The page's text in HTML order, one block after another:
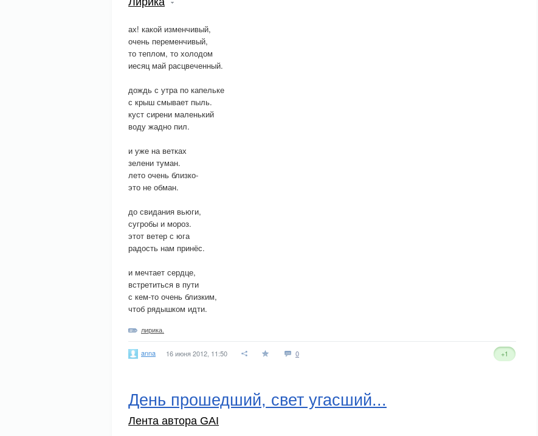
ах! какой изменчивый,
очень переменчивый,
то теплом, то холодом
иесяц май расцвеченный.
дождь с утра по капельке
с крыш смывает пыль.
куст сирени маленький
воду жадно пил.
и уже на ветках
зелени туман.
лето очень близко-
это не обман.
до свидания вьюги,
сугробы и мороз.
этот ветер с юга
радость нам принёс.
и мечтает сердце,
встретиться в пути
с кем-то очень близким,
чтоб рядышком идти.
лирика.
anna 16 июня 2012, 11:50 0 +1
День прошедший, свет угасший...
Лента автора GAI